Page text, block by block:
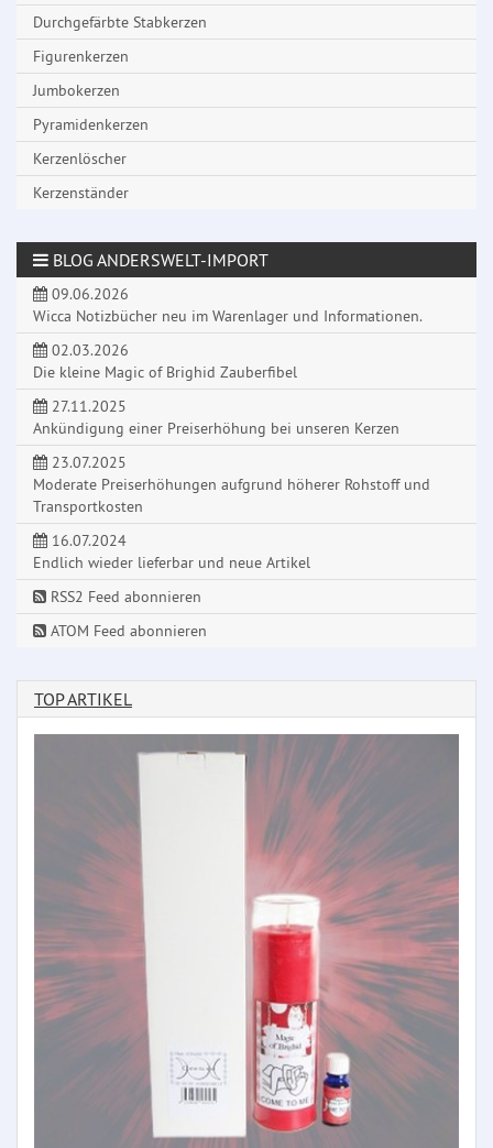
Durchgefärbte Stabkerzen
Figurenkerzen
Jumbokerzen
Pyramidenkerzen
Kerzenlöscher
Kerzenständer
BLOG ANDERSWELT-IMPORT
09.06.2026
Wicca Notizbücher neu im Warenlager und Informationen.
02.03.2026
Die kleine Magic of Brighid Zauberfibel
27.11.2025
Ankündigung einer Preiserhöhung bei unseren Kerzen
23.07.2025
Moderate Preiserhöhungen aufgrund höherer Rohstoff und
Transportkosten
16.07.2024
Endlich wieder lieferbar und neue Artikel
RSS2 Feed abonnieren
ATOM Feed abonnieren
TOP ARTIKEL